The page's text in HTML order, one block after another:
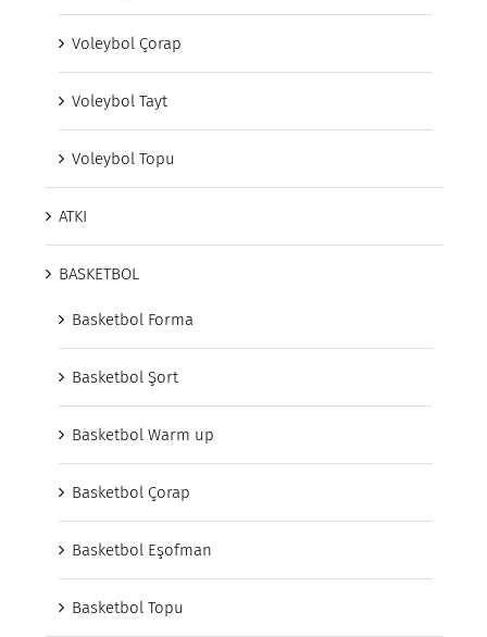
Voleybol Çorap
Voleybol Tayt
Voleybol Topu
ATKI
BASKETBOL
Basketbol Forma
Basketbol Şort
Basketbol Warm up
Basketbol Çorap
Basketbol Eşofman
Basketbol Topu